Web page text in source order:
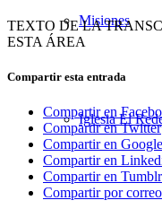
Misiones
Iglesia El
TEXTO DE LA
ESTA ÁREA
Compartir esta entrada
Compartir en
Compartir en Twitter
Compartir en
Compartir en
Compartir en Tumblr
Compartir por correo